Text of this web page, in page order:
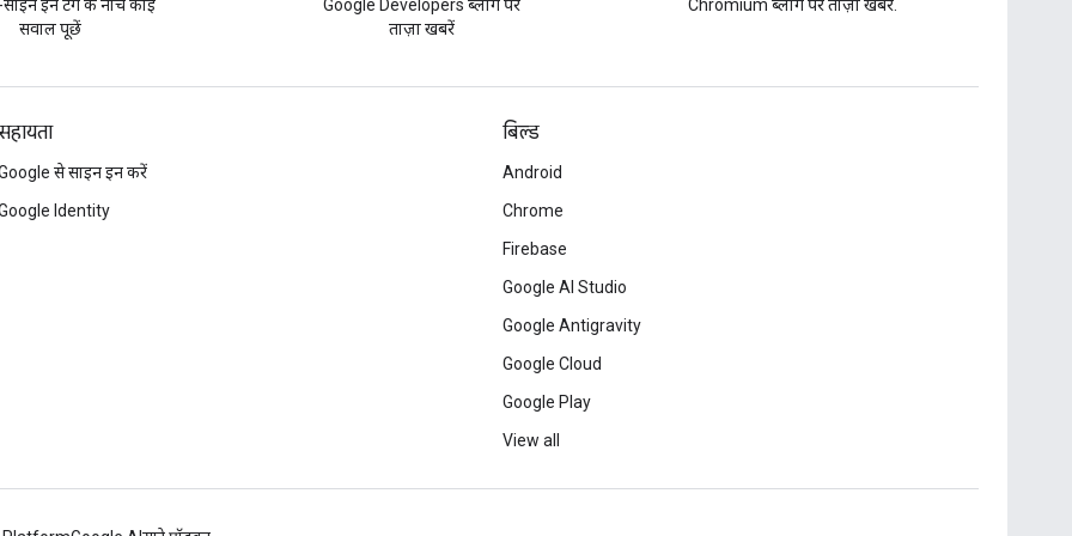
इन टैग के नीचे कोई
सवाल पूछें
Google Developers ब्लॉग पर
ताज़ा खबरें
Chromium ब्लॉग पर ताज़ा खबरें.
से साइन इन करें
Identity
बिल्ड
Android
Chrome
Firebase
Google AI Studio
Google Antigravity
Google Cloud
Google Play
View all